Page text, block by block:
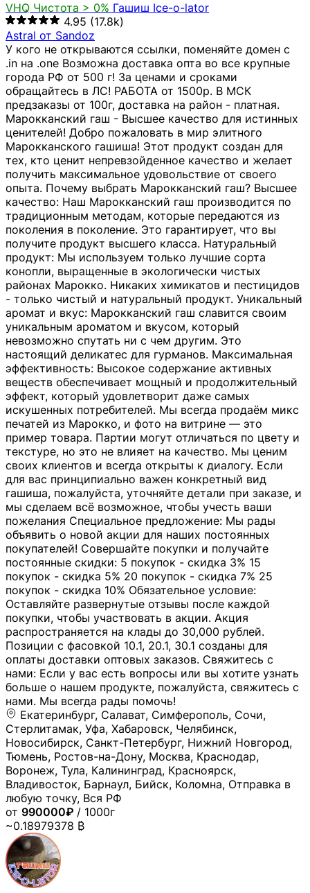
VHQ Чистота > 0% Гашиш Ice-o-lator
4.95 (17.8k)
Astral от Sandoz
У кого не открываются ссылки, поменяйте домен с
.in на .one Возможна доставка опта во все крупные
города РФ от 500 г! За ценами и сроками
обращайтесь в ЛС! РАБОТА от 1500р. В МСК
предзаказы от 100г, доставка на район - платная.
Марокканский гаш - Высшее качество для истинных
ценителей! Добро пожаловать в мир элитного
Марокканского гашиша! Этот продукт создан для
тех, кто ценит непревзойденное качество и желает
получить максимальное удовольствие от своего
опыта. Почему выбрать Марокканский гаш? Высшее
качество: Наш Марокканский гаш производится по
традиционным методам, которые передаются из
поколения в поколение. Это гарантирует, что вы
получите продукт высшего класса. Натуральный
продукт: Мы используем только лучшие сорта
конопли, выращенные в экологически чистых
районах Марокко. Никаких химикатов и пестицидов
- только чистый и натуральный продукт. Уникальный
аромат и вкус: Марокканский гаш славится своим
уникальным ароматом и вкусом, который
невозможно спутать ни с чем другим. Это
настоящий деликатес для гурманов. Максимальная
эффективность: Высокое содержание активных
веществ обеспечивает мощный и продолжительный
эффект, который удовлетворит даже самых
искушенных потребителей. Мы всегда продаём микс
печатей из Марокко, и фото на витрине — это
пример товара. Партии могут отличаться по цвету и
текстуре, но это не влияет на качество. Мы ценим
своих клиентов и всегда открыты к диалогу. Если
для вас принципиально важен конкретный вид
гашиша, пожалуйста, уточняйте детали при заказе, и
мы сделаем всё возможное, чтобы учесть ваши
пожелания Специальное предложение: Мы рады
объявить о новой акции для наших постоянных
покупателей! Совершайте покупки и получайте
постоянные скидки: 5 покупок - скидка 3% 15
покупок - скидка 5% 20 покупок - скидка 7% 25
покупок - скидка 10% Обязательное условие:
Оставляйте развернутые отзывы после каждой
покупки, чтобы участвовать в акции. Акция
распространяется на клады до 30,000 рублей.
Позиции с фасовкой 10.1, 20.1, 30.1 созданы для
оплаты доставки оптовых заказов. Свяжитесь с
нами: Если у вас есть вопросы или вы хотите узнать
больше о нашем продукте, пожалуйста, свяжитесь с
нами. Мы всегда рады помочь!
Екатеринбург, Салават, Симферополь, Сочи,
Стерлитамак, Уфа, Хабаровск, Челябинск,
Новосибирск, Санкт-Петербург, Нижний Новгород,
Тюмень, Ростов-на-Дону, Москва, Краснодар,
Воронеж, Тула, Калининград, Красноярск,
Владивосток, Барнаул, Бийск, Коломна, Отправка в
любую точку, Вся РФ
от 990000₽ / 1000г
~0.18979378 ₿